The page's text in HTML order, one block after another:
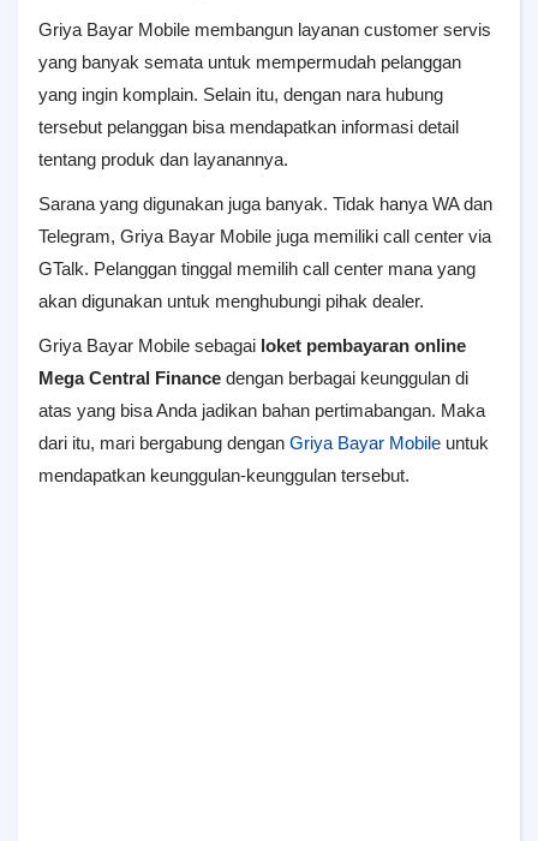
Griya Bayar Mobile membangun layanan customer servis
yang banyak semata untuk mempermudah pelanggan
yang ingin komplain. Selain itu, dengan nara hubung
tersebut pelanggan bisa mendapatkan informasi detail
tentang produk dan layanannya.
Sarana yang digunakan juga banyak. Tidak hanya WA dan
Telegram, Griya Bayar Mobile juga memiliki call center via
GTalk. Pelanggan tinggal memilih call center mana yang
akan digunakan untuk menghubungi pihak dealer.
Griya Bayar Mobile sebagai loket pembayaran online
Mega Central Finance dengan berbagai keunggulan di
atas yang bisa Anda jadikan bahan pertimabangan. Maka
dari itu, mari bergabung dengan Griya Bayar Mobile untuk
mendapatkan keunggulan-keunggulan tersebut.